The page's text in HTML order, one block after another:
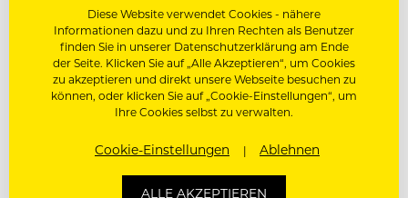
Zucker, Brot und Peitsche –
Elisabeth Gürtler
Die Grande Dame der Wiener Hotellerie ist
Österreichs und darüber hinaus Herrscherin über
ein ausgeklügeltes Imperium.
Diese Website verwendet Cookies - nähere
Informationen dazu und zu Ihren Rechten als Benutzer
finden Sie in unserer Datenschutzerklärung am Ende
der Seite. Klicken Sie auf „Alle Akzeptieren“, um Cookies
zu akzeptieren und direkt unsere Webseite besuchen zu
können, oder klicken Sie auf „Cookie-Einstellungen“, um
Ihre Cookies selbst zu verwalten.
Cookie-Einstellungen Ablehnen
ALLE AKZEPTIEREN